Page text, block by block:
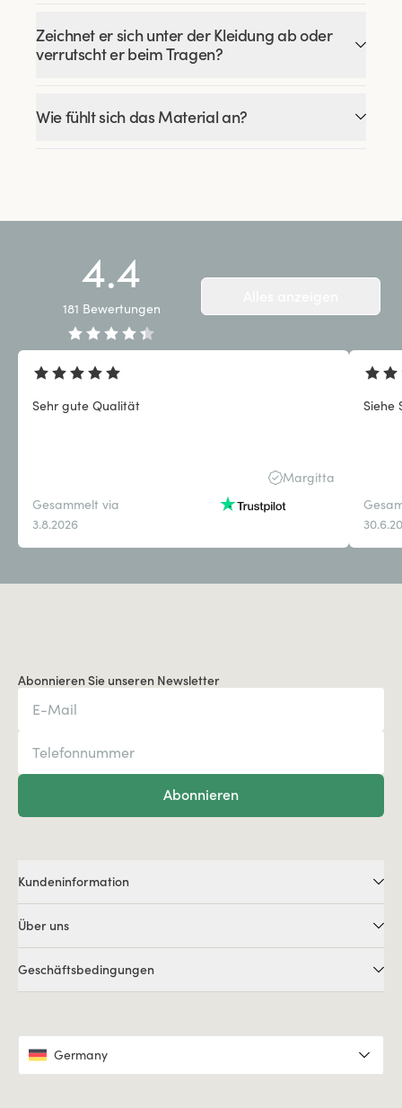
Zeichnet er sich unter der Kleidung ab oder
verrutscht er beim Tragen?
Wie fühlt sich das Material an?
4.4
181 Bewertungen
Sehr gute Qualität
Margitta
Gesammelt via
3.8.2026
Siehe
Abonnieren Sie unseren Newsletter
Abonnieren
Kundeninformation
Über uns
Geschäftsbedingungen
Germany